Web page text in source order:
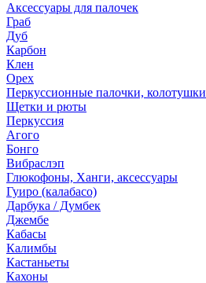
Аксессуары для палочек
Граб
Дуб
Карбон
Клен
Орех
Перкуссионные палочки, колотушки
Щетки и рюты
Перкуссия
Агого
Бонго
Вибраслэп
Глюкофоны, Ханги, аксессуары
Гуиро (калабасо)
Дарбука / Думбек
Джембе
Кабасы
Калимбы
Кастаньеты
Кахоны